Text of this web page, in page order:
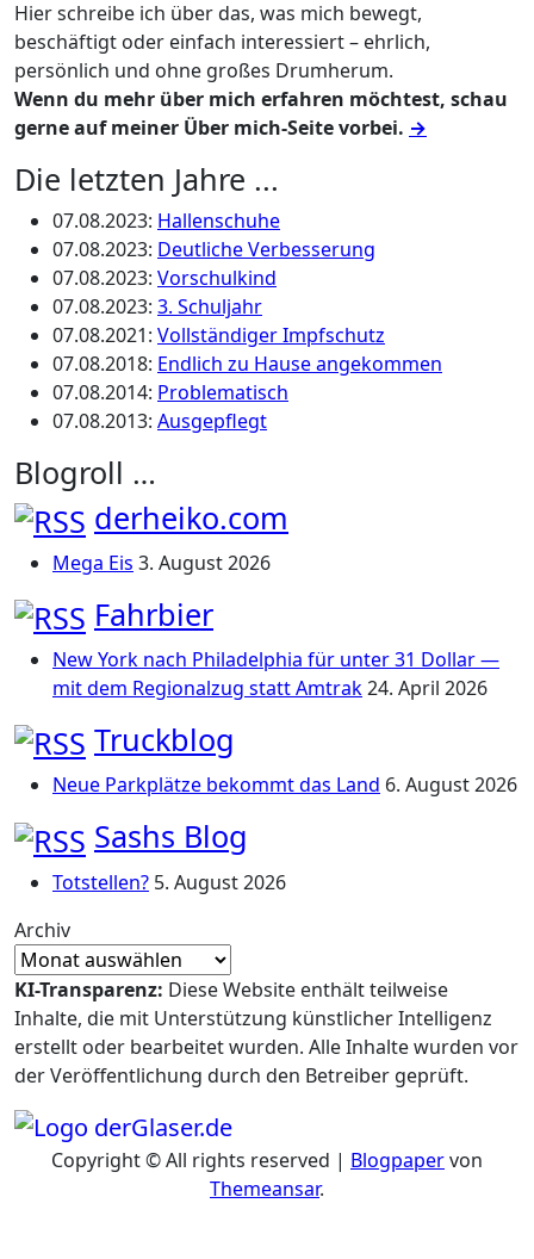
Hier schreibe ich über das, was mich bewegt,
beschäftigt oder einfach interessiert – ehrlich,
persönlich und ohne großes Drumherum.
Wenn du mehr über mich erfahren möchtest, schau
gerne auf meiner Über mich-Seite vorbei. →
Die letzten Jahre ...
07.08.2023: Hallenschuhe
07.08.2023: Deutliche Verbesserung
07.08.2023: Vorschulkind
07.08.2023: 3. Schuljahr
07.08.2021: Vollständiger Impfschutz
07.08.2018: Endlich zu Hause angekommen
07.08.2014: Problematisch
07.08.2013: Ausgepflegt
Blogroll …
derheiko.com
Mega Eis 3. August 2026
Fahrbier
New York nach Philadelphia für unter 31 Dollar —
mit dem Regionalzug statt Amtrak24. April 2026
Truckblog
Neue Parkplätze bekommt das Land 6. August 2026
Sashs Blog
Totstellen? 5. August 2026
Archiv
KI-Transparenz: Diese Website enthält teilweise
Inhalte, die mit Unterstützung künstlicher Intelligenz
erstellt oder bearbeitet wurden. Alle Inhalte wurden vor
der Veröffentlichung durch den Betreiber geprüft.
Copyright © All rights reserved | Blogpapervon
Themeansar.